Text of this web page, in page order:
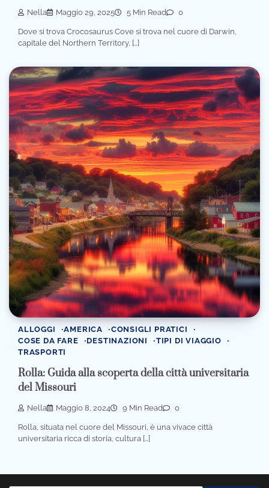
Nella Maggio 29, 2025 5 Min Read 0
Dove si trova Crocosaurus Cove si trova nel cuore di Darwin,
capitale del Northern Territory, […]
ALLOGGI AMERICA
CONSIGLI PRATICI
COSE DA FARE
DESTINAZIONI
TIPI DI VIAGGIO
TRASPORTI
Rolla: Guida alla scoperta della città universitaria
del Missouri
Nella Maggio 8, 2024 9 Min Read 0
Rolla, situata nel cuore del Missouri, è una vivace città
universitaria ricca di storia, cultura […]